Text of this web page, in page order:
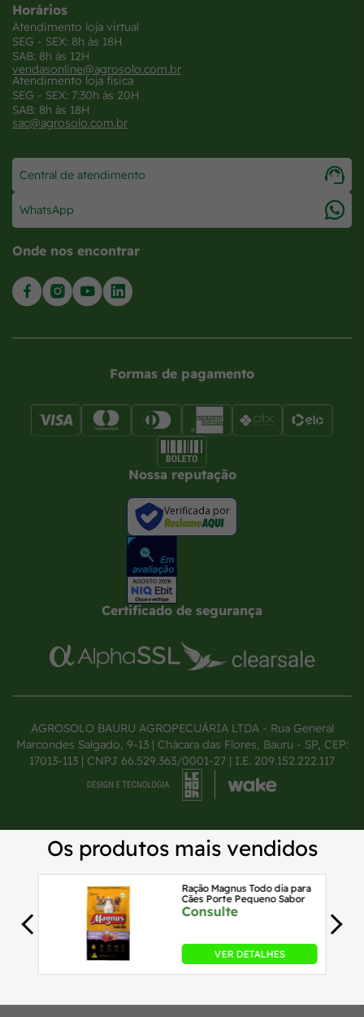
Horários
Atendimento loja virtual
SEG - SEX: 8h às 18H
SAB: 8h às 12H
vendasonline@agrosolo.com.br
Atendimento loja física
SEG - SEX: 7:30h às 20H
SAB: 8h às 18H
sac@agrosolo.com.br
Central de atendimento
WhatsApp
Onde nos encontrar
Formas de pagamento
Nossa reputação
Verificada por
Certificado de segurança
AGROSOLO BAURU AGROPECUÁRIA LTDA - Rua General
Marcondes Salgado, 9-13 | Chácara das Flores, Bauru - SP, CEP:
17013-113 | CNPJ 66.529.363/0001-27 | I.E. 209.152.222.117